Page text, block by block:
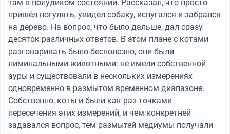
там в полудиком состоянии. Рассказал, что просто
пришёл погулять, увидел собаку, испугался и забрался
на дерево. На вопрос, что было дальше, дал сразу
десяток различных ответов. В этом плане с котами
разговаривать было бесполезно, они были
лиминальными животными: не имели собственной
ауры и существовали в нескольких измерениях
одновременно в размытом временном диапазоне.
Собственно, коты и были как раз точками
пересечения этих измерений, и чем конкретней
задавался вопрос, тем размытей медиумы получали